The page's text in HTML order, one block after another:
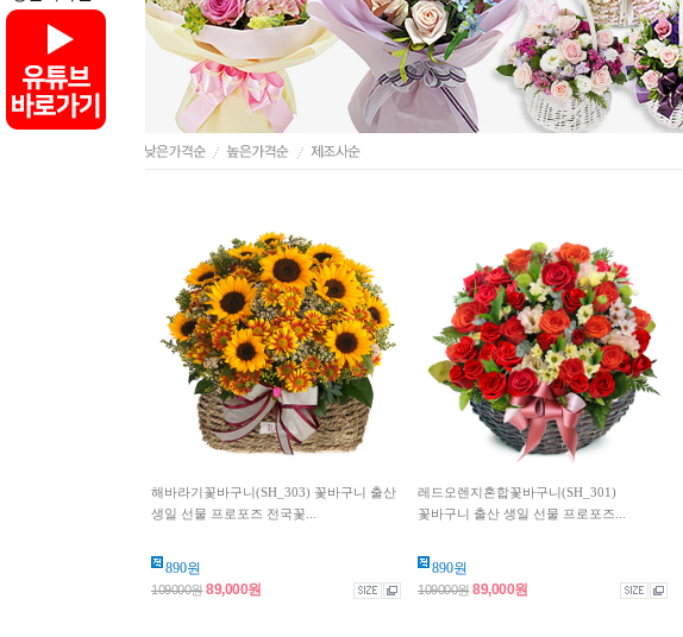
해바라기꽃바구니(SH_303) 꽃바구니 출산
생일 선물 프로포즈 전국꽃...
890원
109000원89,000원
레드오렌지혼합꽃바구니(SH_301)
꽃바구니 출산 생일 선물 프로포즈...
890원
109000원89,000원